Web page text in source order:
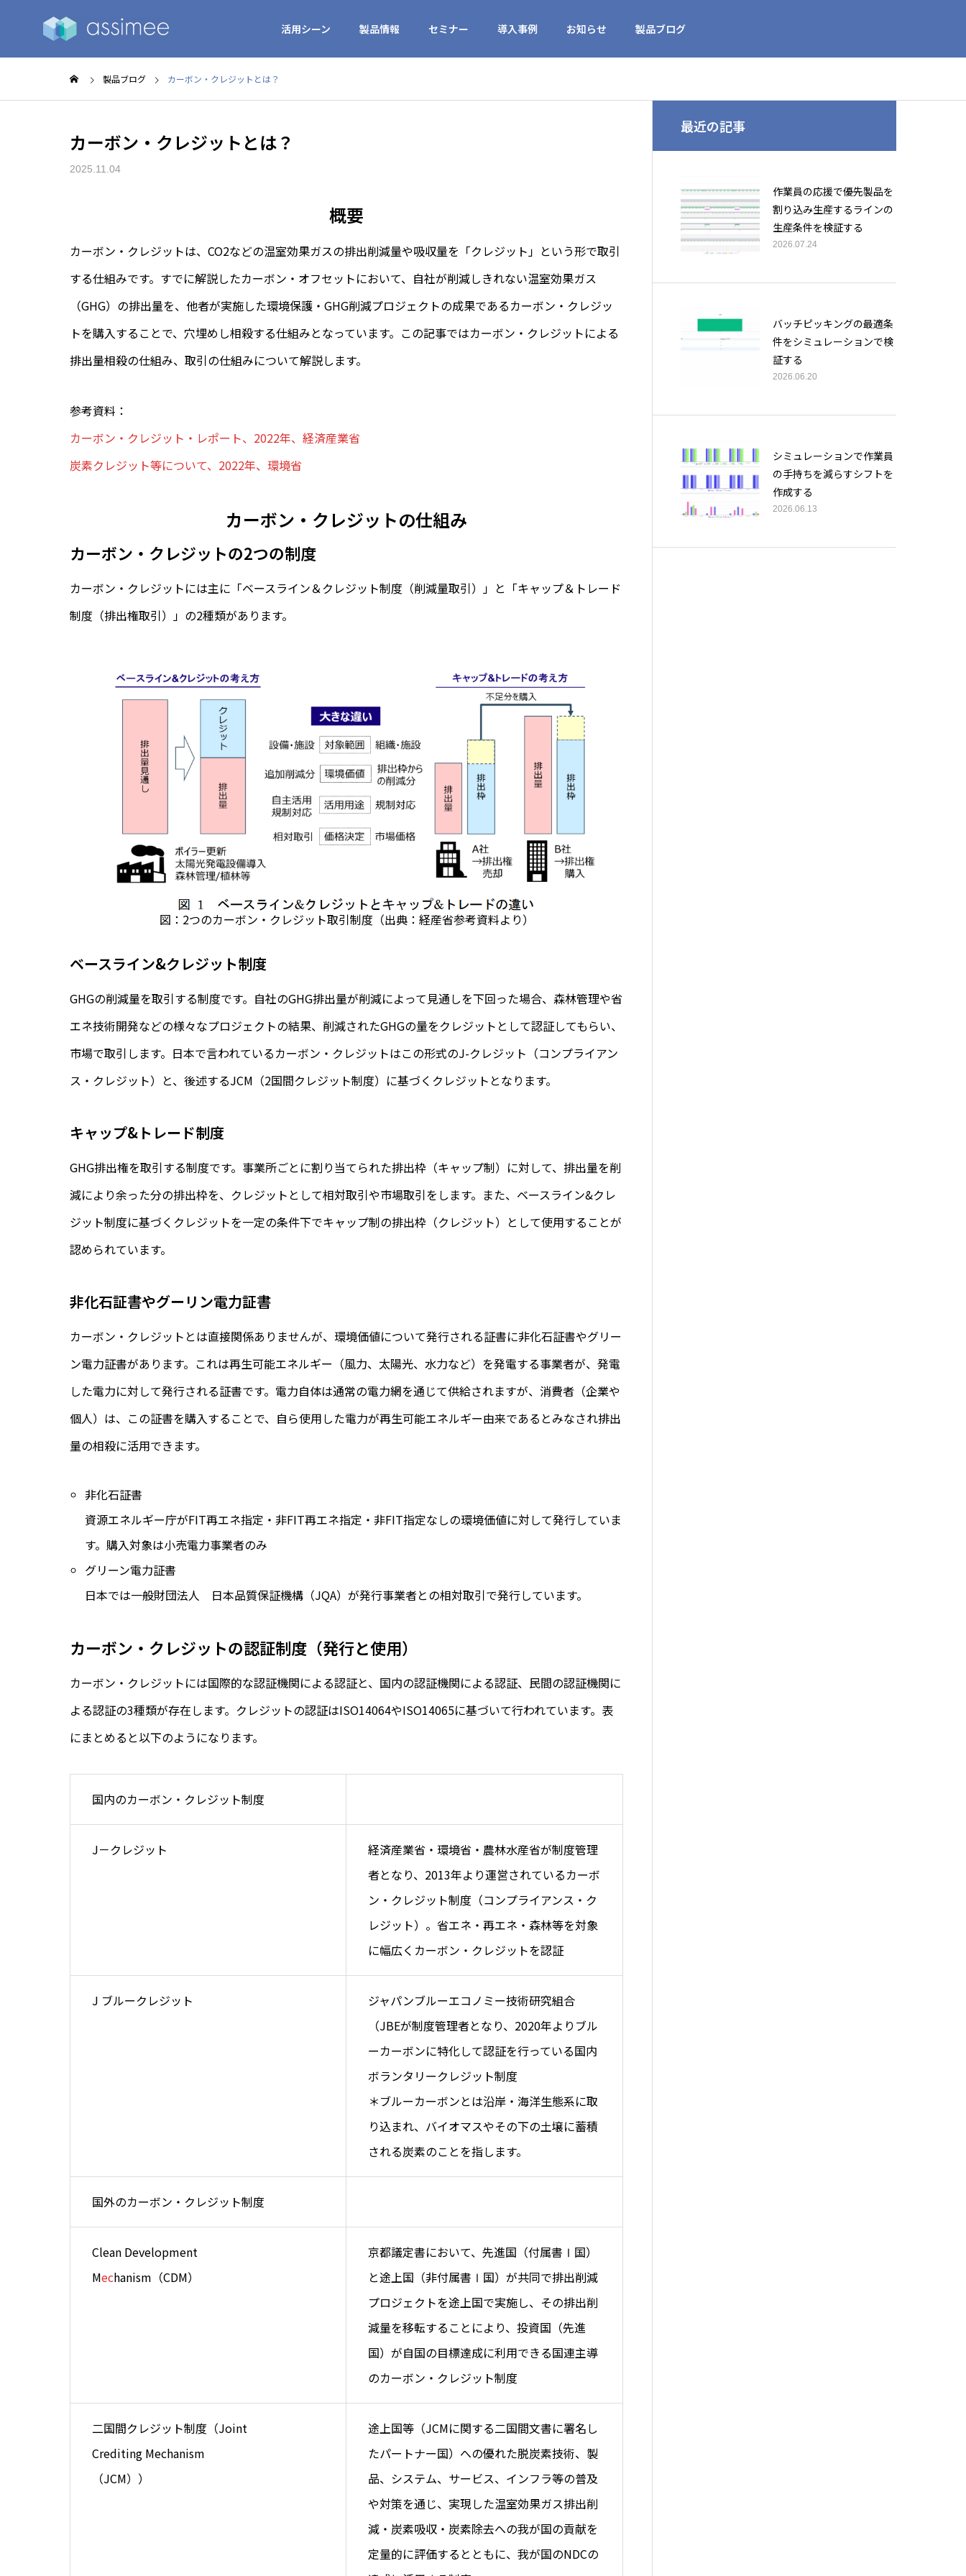
活用シーン 製品情報 セミナー 導入事例 お知らせ 製品ブログ
製品ブログ カーボン・クレジットとは？
カーボン・クレジットとは？
2025.11.04
概要
カーボン・クレジットは、CO2などの温室効果ガスの排出削減量や吸収量を「クレジット」という形で取引
する仕組みです。すでに解説したカーボン・オフセットにおいて、自社が削減しきれない温室効果ガス
（GHG）の排出量を、他者が実施した環境保護・GHG削減プロジェクトの成果であるカーボン・クレジッ
トを購入することで、穴埋めし相殺する仕組みとなっています。この記事ではカーボン・クレジットによる
排出量相殺の仕組み、取引の仕組みについて解説します。
参考資料：
カーボン・クレジット・レポート、2022年、経済産業省
炭素クレジット等について、2022年、環境省
カーボン・クレジットの仕組み
カーボン・クレジットの2つの制度
カーボン・クレジットには主に「ベースライン＆クレジット制度（削減量取引）」と「キャップ＆トレード
制度（排出権取引）」の2種類があります。
図：2つのカーボン・クレジット取引制度（出典：経産省参考資料より）
ベースライン&クレジット制度
GHGの削減量を取引する制度です。自社のGHG排出量が削減によって見通しを下回った場合、森林管理や省
エネ技術開発などの様々なプロジェクトの結果、削減されたGHGの量をクレジットとして認証してもらい、
市場で取引します。日本で言われているカーボン・クレジットはこの形式のJ-クレジット（コンプライアン
ス・クレジット）と、後述するJCM（2国間クレジット制度）に基づくクレジットとなります。
キャップ&トレード制度
GHG排出権を取引する制度です。事業所ごとに割り当てられた排出枠（キャップ制）に対して、排出量を削
減により余った分の排出枠を、クレジットとして相対取引や市場取引をします。また、ベースライン&クレ
ジット制度に基づくクレジットを一定の条件下でキャップ制の排出枠（クレジット）として使用することが
認められています。
非化石証書やグーリン電力証書
カーボン・クレジットとは直接関係ありませんが、環境価値について発行される証書に非化石証書やグリー
ン電力証書があります。これは再生可能エネルギー（風力、太陽光、水力など）を発電する事業者が、発電
した電力に対して発行される証書です。電力自体は通常の電力網を通じて供給されますが、消費者（企業や
個人）は、この証書を購入することで、自ら使用した電力が再生可能エネルギー由来であるとみなされ排出
量の相殺に活用できます。
非化石証書
資源エネルギー庁がFIT再エネ指定・非FIT再エネ指定・非FIT指定なしの環境価値に対して発行していま
す。購入対象は小売電力事業者のみ
グリーン電力証書
日本では一般財団法人 日本品質保証機構（JQA）が発行事業者との相対取引で発行しています。
カーボン・クレジットの認証制度（発行と使用）
カーボン・クレジットには国際的な認証機関による認証と、国内の認証機関による認証、民間の認証機関に
よる認証の3種類が存在します。クレジットの認証はISO14064やISO14065に基づいて行われています。表
にまとめると以下のようになります。
国内のカーボン・クレジット制度
J－クレジット
経済産業省・環境省・農林水産省が制度管理
者となり、2013年より運営されているカーボ
ン・クレジット制度（コンプライアンス・ク
レジット）。省エネ・再エネ・森林等を対象
に幅広くカーボン・クレジットを認証
J ブルークレジット
ジャパンブルーエコノミー技術研究組合
（JBEが制度管理者となり、2020年よりブル
ーカーボンに特化して認証を行っている国内
ボランタリークレジット制度
＊ブルーカーボンとは沿岸・海洋生態系に取
り込まれ、バイオマスやその下の土壌に蓄積
される炭素のことを指します。
国外のカーボン・クレジット制度
Clean Development
Mechanism（CDM）
京都議定書において、先進国（付属書Ⅰ国）
と途上国（非付属書Ⅰ国）が共同で排出削減
プロジェクトを途上国で実施し、その排出削
減量を移転することにより、投資国（先進
国）が自国の目標達成に利用できる国連主導
のカーボン・クレジット制度
二国間クレジット制度（Joint
Crediting Mechanism
（JCM））
途上国等（JCMに関する二国間文書に署名し
たパートナー国）への優れた脱炭素技術、製
品、システム、サービス、インフラ等の普及
や対策を通じ、実現した温室効果ガス排出削
減・炭素吸収・炭素除去への我が国の貢献を
定量的に評価するとともに、我が国のNDCの
最近の記事
作業員の応援で優先製品を
割り込み生産するラインの
生産条件を検証する
2026.07.24
バッチピッキングの最適条
件をシミュレーションで検
証する
2026.06.20
シミュレーションで作業員
の手持ちを減らすシフトを
作成する
2026.06.13